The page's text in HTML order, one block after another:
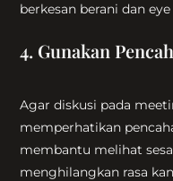
berkesan berani dan
4. Gunakan
Agar diskusi pada
memperhatikan
membantu melihat
menghilangkan rasa